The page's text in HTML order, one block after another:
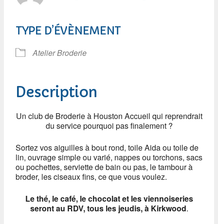
TYPE D’ÉVÈNEMENT
Atelier Broderie
Description
Un club de Broderie à Houston Accueil qui reprendrait
du service pourquoi pas finalement ?
Sortez vos aiguilles à bout rond, toile Aida ou toile de
lin, ouvrage simple ou varié, nappes ou torchons, sacs
ou pochettes, serviette de bain ou pas, le tambour à
broder, les ciseaux fins, ce que vous voulez.
Le thé, le café, le chocolat et les viennoiseries
seront au RDV, tous les jeudis, à Kirkwood.